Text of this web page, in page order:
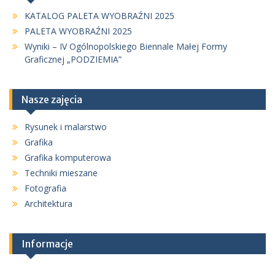
KATALOG PALETA WYOBRAŹNI 2025
PALETA WYOBRAŹNI 2025
Wyniki – IV Ogólnopolskiego Biennale Małej Formy
Graficznej „PODZIEMIA”
Nasze zajęcia
Rysunek i malarstwo
Grafika
Grafika komputerowa
Techniki mieszane
Fotografia
Architektura
Informacje